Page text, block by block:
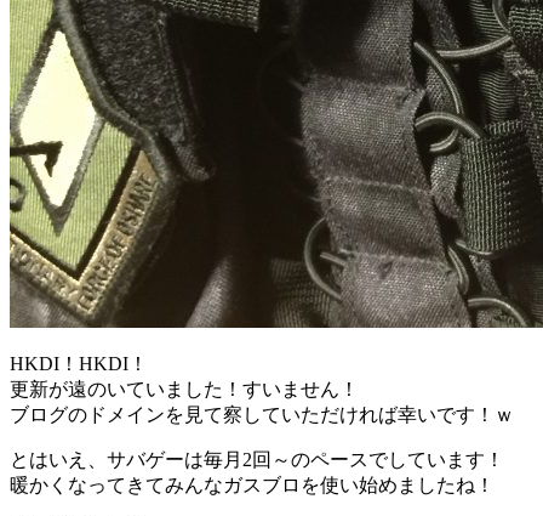
HKDI！HKDI！
更新が遠のいていました！すいません！
ブログのドメインを見て察していただければ幸いです！ｗ
とはいえ、サバゲーは毎月2回～のペースでしています！
暖かくなってきてみんなガスブロを使い始めましたね！